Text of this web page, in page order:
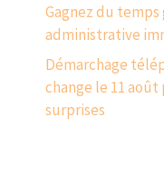
Gagnez du temps
administrative
Démarchage
change le 11
surprises